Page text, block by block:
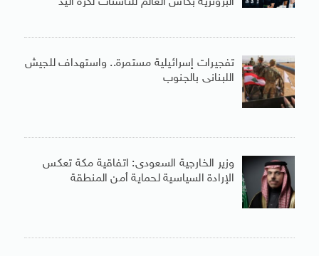
تفجيرات إسرائيلية مستمرة.. واستهداف للجيش
اللبنانى بالجنوب
وزير الخارجية السعودى: اتفاقية مكة تعكس
الإرادة السياسية لحماية أمن المنطقة